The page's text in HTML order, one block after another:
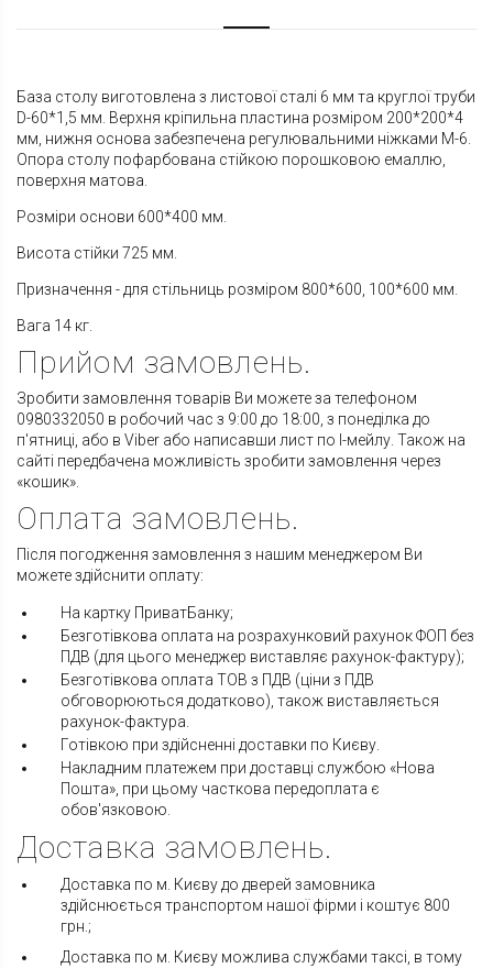
База столу виготовлена з листової сталі 6 мм та круглої труби
D-60*1,5 мм. Верхня кріпильна пластина розміром 200*200*4
мм, нижня основа забезпечена регулювальними ніжками М-6.
Опора столу пофарбована стійкою порошковою емаллю,
поверхня матова.
Розміри основи 600*400 мм.
Висота стійки 725 мм.
Призначення - для стільниць розміром 800*600, 100*600 мм.
Вага 14 кг.
Прийом замовлень.
Зробити замовлення товарів Ви можете за телефоном
0980332050 в робочий час з 9:00 до 18:00, з понеділка до
п'ятниці, або в Viber або написавши лист по І-мейлу. Також на
сайті передбачена можливість зробити замовлення через
«кошик».
Оплата замовлень.
Після погодження замовлення з нашим менеджером Ви
можете здійснити оплату:
На картку ПриватБанку;
Безготівкова оплата на розрахунковий рахунок ФОП без
ПДВ (для цього менеджер виставляє рахунок-фактуру);
Безготівкова оплата ТОВ з ПДВ (ціни з ПДВ
обговорюються додатково), також виставляється
рахунок-фактура.
Готівкою при здійсненні доставки по Києву.
Накладним платежем при доставці службою «Нова
Пошта», при цьому часткова передоплата є
обов'язковою.
Доставка замовлень.
Доставка по м. Києву до дверей замовника
здійснюється транспортом нашої фірми і коштує 800
грн.;
Доставка по м. Києву можлива службами таксі, в тому